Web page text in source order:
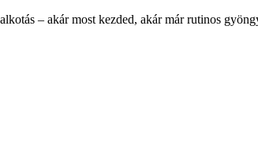
– akár most kezded, akár már rutinos